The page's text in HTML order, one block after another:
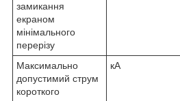
замикання
екраном
мінімального
перерізу
Максимально
допустимий струм
короткого
кА